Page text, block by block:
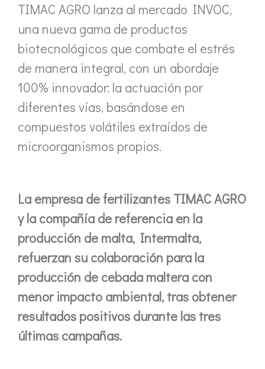
TIMAC AGRO lanza al mercado INVOC,
una nueva gama de productos
biotecnológicos que combate el estrés
de manera integral, con un abordaje
100% innovador: la actuación por
diferentes vías, basándose en
compuestos volátiles extraídos de
microorganismos propios.
La empresa de fertilizantes TIMAC AGRO
y la compañía de referencia en la
producción de malta, Intermalta,
refuerzan su colaboración para la
producción de cebada maltera con
menor impacto ambiental, tras obtener
resultados positivos durante las tres
últimas campañas.